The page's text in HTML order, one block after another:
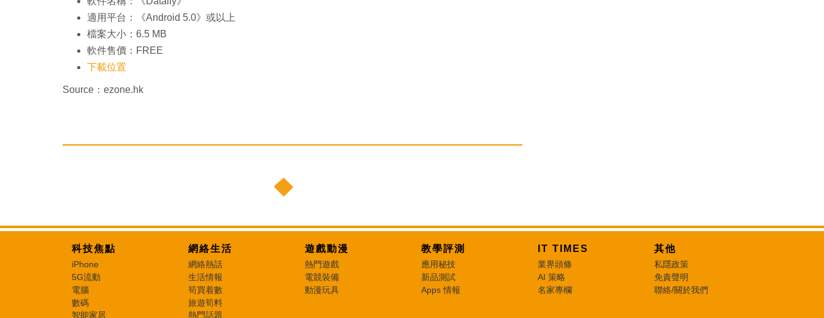
適用平台：《Android 5.0》或以上
檔案大小：6.5 MB
軟件售價：FREE
下載位置
Source：ezone.hk
科技焦點
iPhone
5G流動
電腦
數碼
智能家居
網絡生活
網絡熱話
生活情報
筍買着數
旅遊筍料
熱門話題
遊戲動漫
熱門遊戲
電競裝備
動漫玩具
教學評測
應用秘技
新品測試
Apps 情報
IT TIMES
業界頭條
AI 策略
名家專欄
其他
私隱政策
免責聲明
聯絡/關於我們